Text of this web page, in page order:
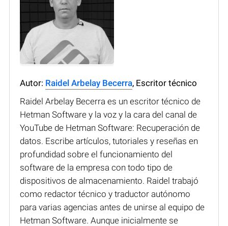
Autor: Raidel Arbelay Becerra, Escritor técnico
Raidel Arbelay Becerra es un escritor técnico de
Hetman Software y la voz y la cara del canal de
YouTube de Hetman Software: Recuperación de
datos. Escribe artículos, tutoriales y reseñas en
profundidad sobre el funcionamiento del
software de la empresa con todo tipo de
dispositivos de almacenamiento. Raidel trabajó
como redactor técnico y traductor autónomo
para varias agencias antes de unirse al equipo de
Hetman Software. Aunque inicialmente se